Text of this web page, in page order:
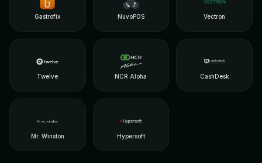
Gastrofix NuvoPOS Vectron
Twelve NCR Aloha CashDesk
Mr. Winston Hypersoft